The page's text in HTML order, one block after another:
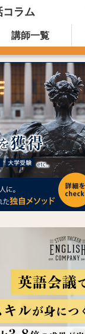
コラム
Weblio英会話
講師一覧